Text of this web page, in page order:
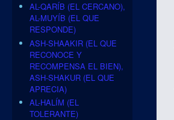
AL-QARÍB (EL CERCANO),
AL-MUYÍB (EL QUE
RESPONDE)
ASH-SHAAKIR (EL QUE
RECONOCE Y
RECOMPENSA EL BIEN),
ASH-SHAKUR (EL QUE
APRECIA)
AL-HALÍM (EL
TOLERANTE)